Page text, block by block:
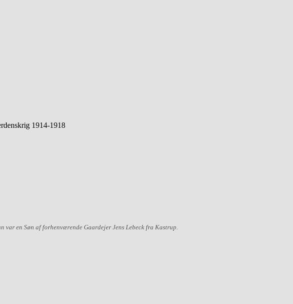
1914-1918
en Søn af forhenværende Gaardejer Jens Lebeck fra Kastrup.